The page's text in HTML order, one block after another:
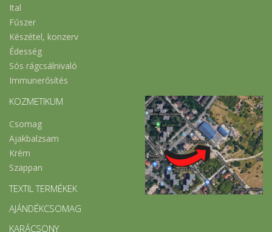
Ital
Fűszer
Készétel, konzerv
Édesség
Sós rágcsálnivaló
Immunerősítés
KOZMETIKUM
Csomag
Ajakbalzsam
Krém
Szappan
TEXTIL TERMÉKEK
AJÁNDÉKCSOMAG
KARÁCSONY